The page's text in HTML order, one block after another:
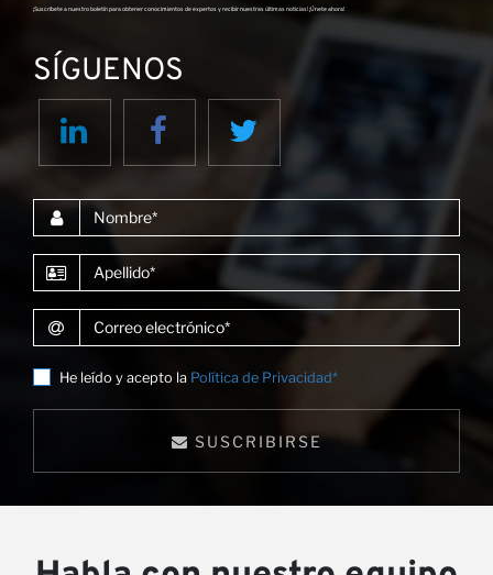
¡Suscríbete a nuestro boletín para obtener conocimientos de expertos y recibir nuestras últimas noticias! ¡Únete ahora!
SÍGUENOS
Nombre
Apellido
Correo electrónico
He leído y acepto la Política de Privacidad*
SUSCRIBIRSE